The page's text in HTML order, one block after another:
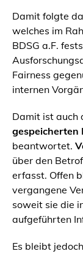
Damit folgte
welches im
BDSG a.F.
Fairness
internen
Damit ist auch
gespeicherten
beantwortet.
über den
erfasst. Offen
vergangene
soweit sie die
aufgeführten
Es bleibt